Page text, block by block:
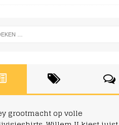
grootmacht op volle